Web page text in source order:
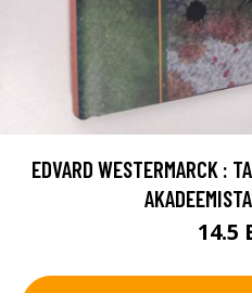
EDVARD WESTERMARCK :
14.5